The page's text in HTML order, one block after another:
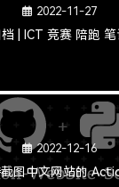
2022-11-27
档 | ICT 竞赛 陪跑 笔
2022-12-16
图中文网站的